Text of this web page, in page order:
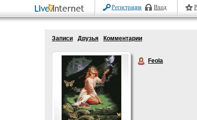
Регистрация Вход
Записи Друзья Комментарии
Feola